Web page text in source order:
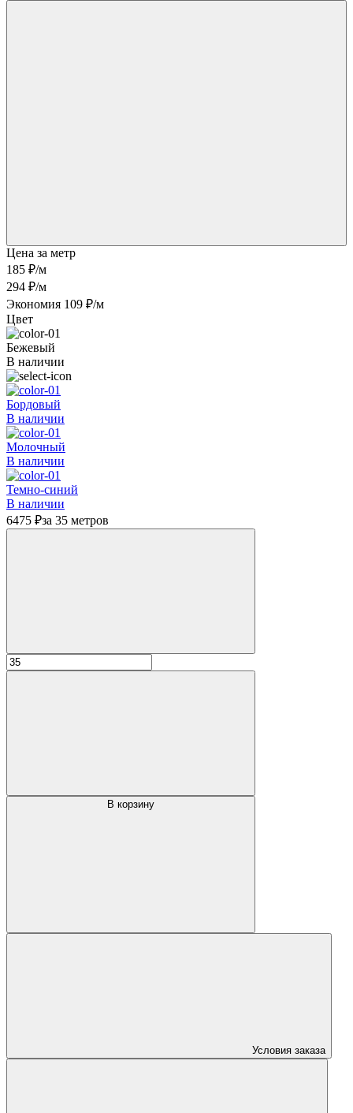
Цена за метр
185 ₽/м
294 ₽/м
Экономия 109 ₽/м
Цвет
Бежевый
В наличии
Бордовый
В наличии
Молочный
В наличии
Темно-синий
В наличии
6475 ₽за 35 метров
В корзину
Условия заказа